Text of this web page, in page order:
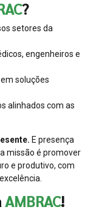
?
setores da
engenheiros e
soluções
alinhados com as
E presença
missão é promover
e produtivo, com
AMBRAC!